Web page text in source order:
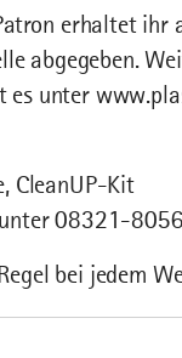
erhaltet ihr
abgegeben.
unter
CleanUP-Kit
08321-
bei jedem